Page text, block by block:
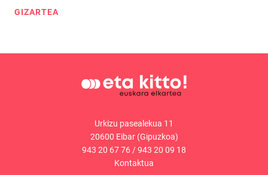
GIZARTEA
Urkizu pasealekua 11
20600 Eibar (Gipuzkoa)
943 20 67 76/943 20 09 18
Kontaktua